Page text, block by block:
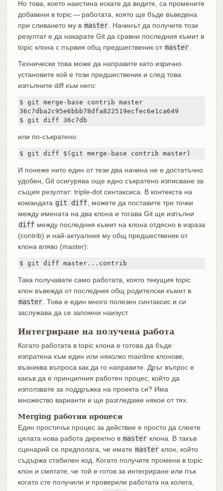
Но това, което наистина искате да видите, са промените
добавени в topic — работата, която ще бъде въведена
при сливането му в master . Начинът да получите този
резултат е да накарате Git да сравни последния къмит в
topic клона с първия общ предшественик от master
Технически това може да направите като изрично
установите кой е този предшественик и след това
изпълните diff към него:
$ git merge-base contrib master
36c7dba2c95e6bbb78dfa822519ecfec6e1ca649
$ git diff 36c7db
или по-съкратено:
$ git diff $(git merge-base contrib master)
И понеже нито един от тези два начина не е достатъчно
удобен, Git осигурява още едно съкратено изписване за
същия резултат: triple-dot синтаксиса. В контекста на
командата git diff , можете да поставите три точки
между имената на два клона и тогава Git ще изпълни
diff между последния къмит на клона отдясно в израза
(contrib) и най-актуалния му общ предшественик от
клона вляво (master):
$ git diff master...contrib
Така получавате само работата, която текущия topic
клон въвежда от последния общ родителски къмит в
master . Това е един много полезен синтаксис и си
заслужава да се запомни наизуст.
Интегриране на получена работа
Когато работата в topic клона е готова да бъде
изпратена към един или няколко mainline клонове,
възниква въпроса как да го направите. Дръг въпрос е
какъв да е принципния работен процес, който да
използвате за поддръжка на проекта си? Има
множество варианти и ще разгледаме някои от тях.
Merging работни процеси
Един простичък процес за действие е просто да слеете
цялата нова работа директно в master клона. В такъв
сценарий се предполага, че имате master клон, който
съдържа стабилен код. Когато получите промени в topic
клон и смятате, че той е готов за интегриране или пък
когато сте получили и проверили работата на колега,